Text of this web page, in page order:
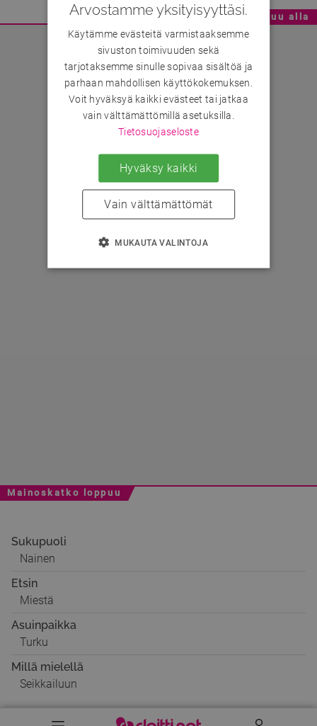
Mainoskatko - Sisältö jatkuu alla
Mainoskatko loppuu
Sukupuoli
Nainen
Etsin
Miestä
Asuinpaikka
Turku
Millä mielellä
Seikkailuun
Arvostamme yksityisyyttäsi.
Käytämme evästeitä varmistaaksemme
sivuston toimivuuden sekä
tarjotaksemme sinulle sopivaa sisältöä ja
parhaan mahdollisen käyttökokemuksen.
Voit hyväksyä kaikki evästeet tai jatkaa
vain välttämättömillä asetuksilla.
Tietosuojaseloste
Hyväksy kaikki
Vain välttämättömät
MUKAUTA VALINTOJA